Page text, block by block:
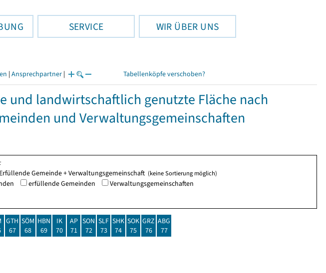
SERVICE WIR ÜBER UNS
| Ansprechpartner | Tabellenköpfe verschoben?
und landwirtschaftlich genutzte Fläche nach
und Verwaltungsgemeinschaften
Gemeinde + Verwaltungsgemeinschaft (keine Sortierung möglich)
erfüllende Gemeinden Verwaltungsgemeinschaften
GTH
67
SÖM
68
HBN
69
IK
70
AP
71
SON
72
SLF
73
SHK
74
SOK
75
GRZ
76
ABG
77